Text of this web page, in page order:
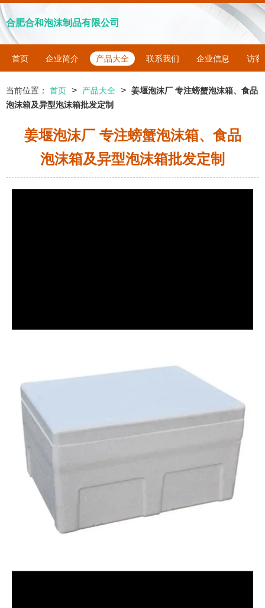
合肥合和泡沫制品有限公司
首页 企业简介 产品大全 联系我们 企业信息 访客
当前位置： 首页 > 产品大全 > 姜堰泡沫厂 专注螃蟹泡沫箱、食品
泡沫箱及异型泡沫箱批发定制
姜堰泡沫厂 专注螃蟹泡沫箱、食品
泡沫箱及异型泡沫箱批发定制